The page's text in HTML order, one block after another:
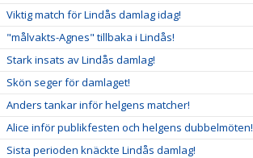
Viktig match för Lindås damlag idag!
"målvakts-Agnes" tillbaka i Lindås!
Stark insats av Lindås damlag!
Skön seger för damlaget!
Anders tankar inför helgens matcher!
Alice inför publikfesten och helgens dubbelmöten!
Sista perioden knäckte Lindås damlag!